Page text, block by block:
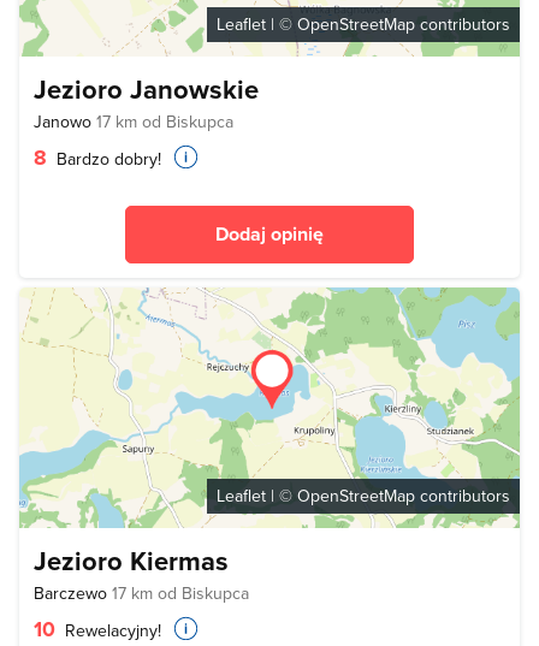
Leaflet | © OpenStreetMap contributors
Jezioro Janowskie
Janowo 17 km od Biskupca
8 Bardzo dobry!
Dodaj opinię
Leaflet | © OpenStreetMap contributors
Jezioro Kiermas
Barczewo 17 km od Biskupca
10 Rewelacyjny!